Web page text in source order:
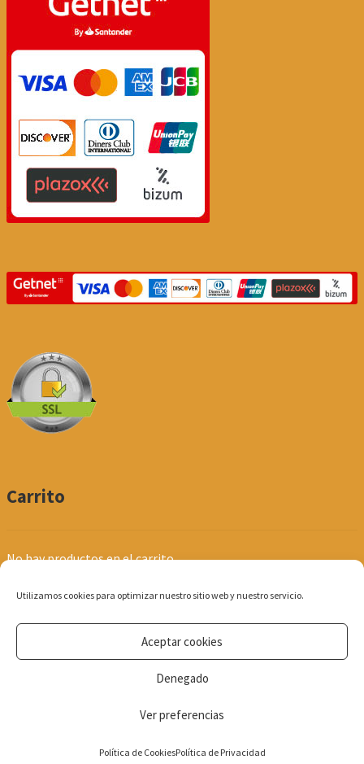
Utilizamos cookies para optimizar nuestro sitio web y nuestro servicio.
Aceptar cookies
Denegado
Ver preferencias
Política de CookiesPolítica de Privacidad
Carrito
No hay productos en el carrito.
© Produpel | Productos de Peluquería y Estética 2026